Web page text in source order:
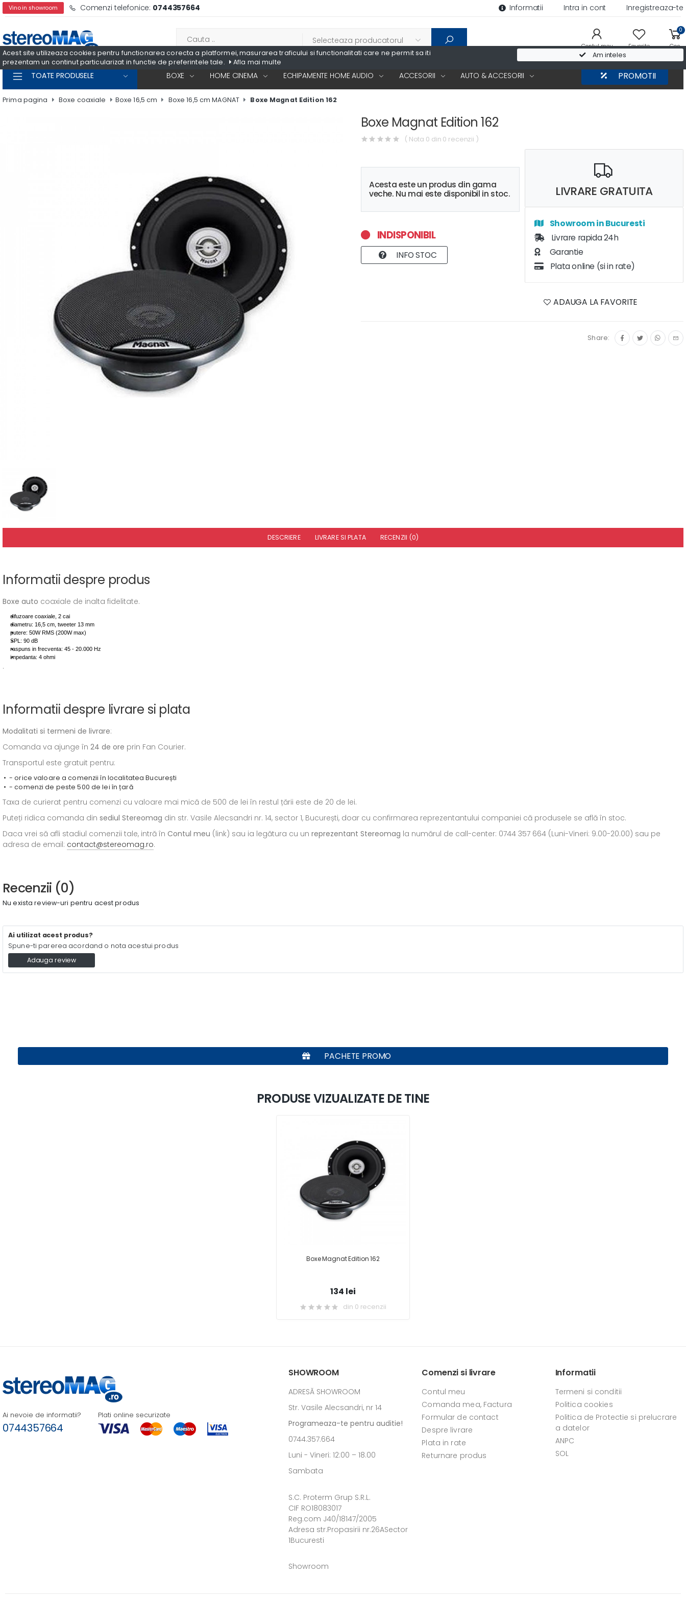
Acest site utilizeaza cookies pentru functionarea corecta a platformei, masurarea traficului si functionalitati care ne permit sa iti
prezentam un continut particularizat in functie de preferintele tale.
Afla mai multe
Am inteles
Vino in showroom Comenzi telefonice: 0744357664 Informatii Intra in cont Inregistreaza-te
Contul meu Favorite
0
Cos
TOATE PRODUSELE BOXE HOME CINEMA ECHIPAMENTE HOME AUDIO ACCESORII AUTO & ACCESORII PROMOTII
Prima pagina Boxe coaxiale Boxe 16,5 cm Boxe 16,5 cm MAGNAT Boxe Magnat Edition 162
Boxe Magnat Edition 162
( Nota 0 din 0 recenzii )
Acesta este un produs din gama
veche. Nu mai este disponibil in stoc.
INDISPONIBIL
INFO STOC
LIVRARE GRATUITA
Showroom in Bucuresti
Livrare rapida 24h
Garantie
Plata online (si in rate)
ADAUGA LA FAVORITE
Share:
DESCRIERE LIVRARE SI PLATA RECENZII (0)
Informatii despre produs
Boxe auto coaxiale de inalta fidelitate.
difuzoare coaxiale, 2 cai
diametru: 16,5 cm, tweeter 13 mm
putere: 50W RMS (200W max)
SPL: 90 dB
raspuns in frecventa: 45 - 20.000 Hz
impedanta: 4 ohmi
.
Informatii despre livrare si plata
Modalitati si termeni de livrare:
Comanda va ajunge în 24 de ore prin Fan Courier.
Transportul este gratuit pentru:
- orice valoare a comenzii în localitatea București
- comenzi de peste 500 de lei în țară
Taxa de curierat pentru comenzi cu valoare mai mică de 500 de lei în restul țării este de 20 de lei.
Puteți ridica comanda din sediul Stereomag din str. Vasile Alecsandri nr. 14, sector 1, București, doar cu confirmarea reprezentantului companiei că produsele se află în stoc.
Daca vrei să afli stadiul comenzii tale, intră în Contul meu (link) sau ia legătura cu un reprezentant Stereomag la numărul de call-center: 0744 357 664 (Luni-Vineri: 9.00-20.00) sau pe
adresa de email: contact@stereomag.ro.
Recenzii (0)
Nu exista review-uri pentru acest produs
Ai utilizat acest produs?
Spune-ti parerea acordand o nota acestui produs
Adauga review
PACHETE PROMO
PRODUSE VIZUALIZATE DE TINE
Boxe Magnat Edition 162
134 lei
din 0 recenzii
Ai nevoie de informatii?
0744357664
Plati online securizate
SHOWROOM
ADRESĂ SHOWROOM
Str. Vasile Alecsandri, nr 14
Programeaza-te pentru auditie!
0744.357.664
Luni - Vineri: 12:00 – 18.00
Sambata
S.C. Proterm Grup S.R.L.
CIF RO18083017
Reg.com J40/18147/2005
Adresa str.Propasirii nr.26ASector
1Bucuresti
Showroom
Comenzi si livrare
Contul meu
Comanda mea, Factura
Formular de contact
Despre livrare
Plata in rate
Returnare produs
Informatii
Termeni si conditii
Politica cookies
Politica de Protectie si prelucrare
a datelor
ANPC
SOL